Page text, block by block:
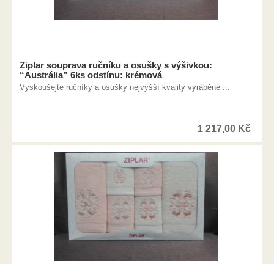
Ziplar souprava ručníku a osušky s výšivkou:
“Austrália” 6ks odstínu: krémová
Vyskoušejte ručníky a osušky nejvyšší kvality vyráběné ...
1 217,00 Kč